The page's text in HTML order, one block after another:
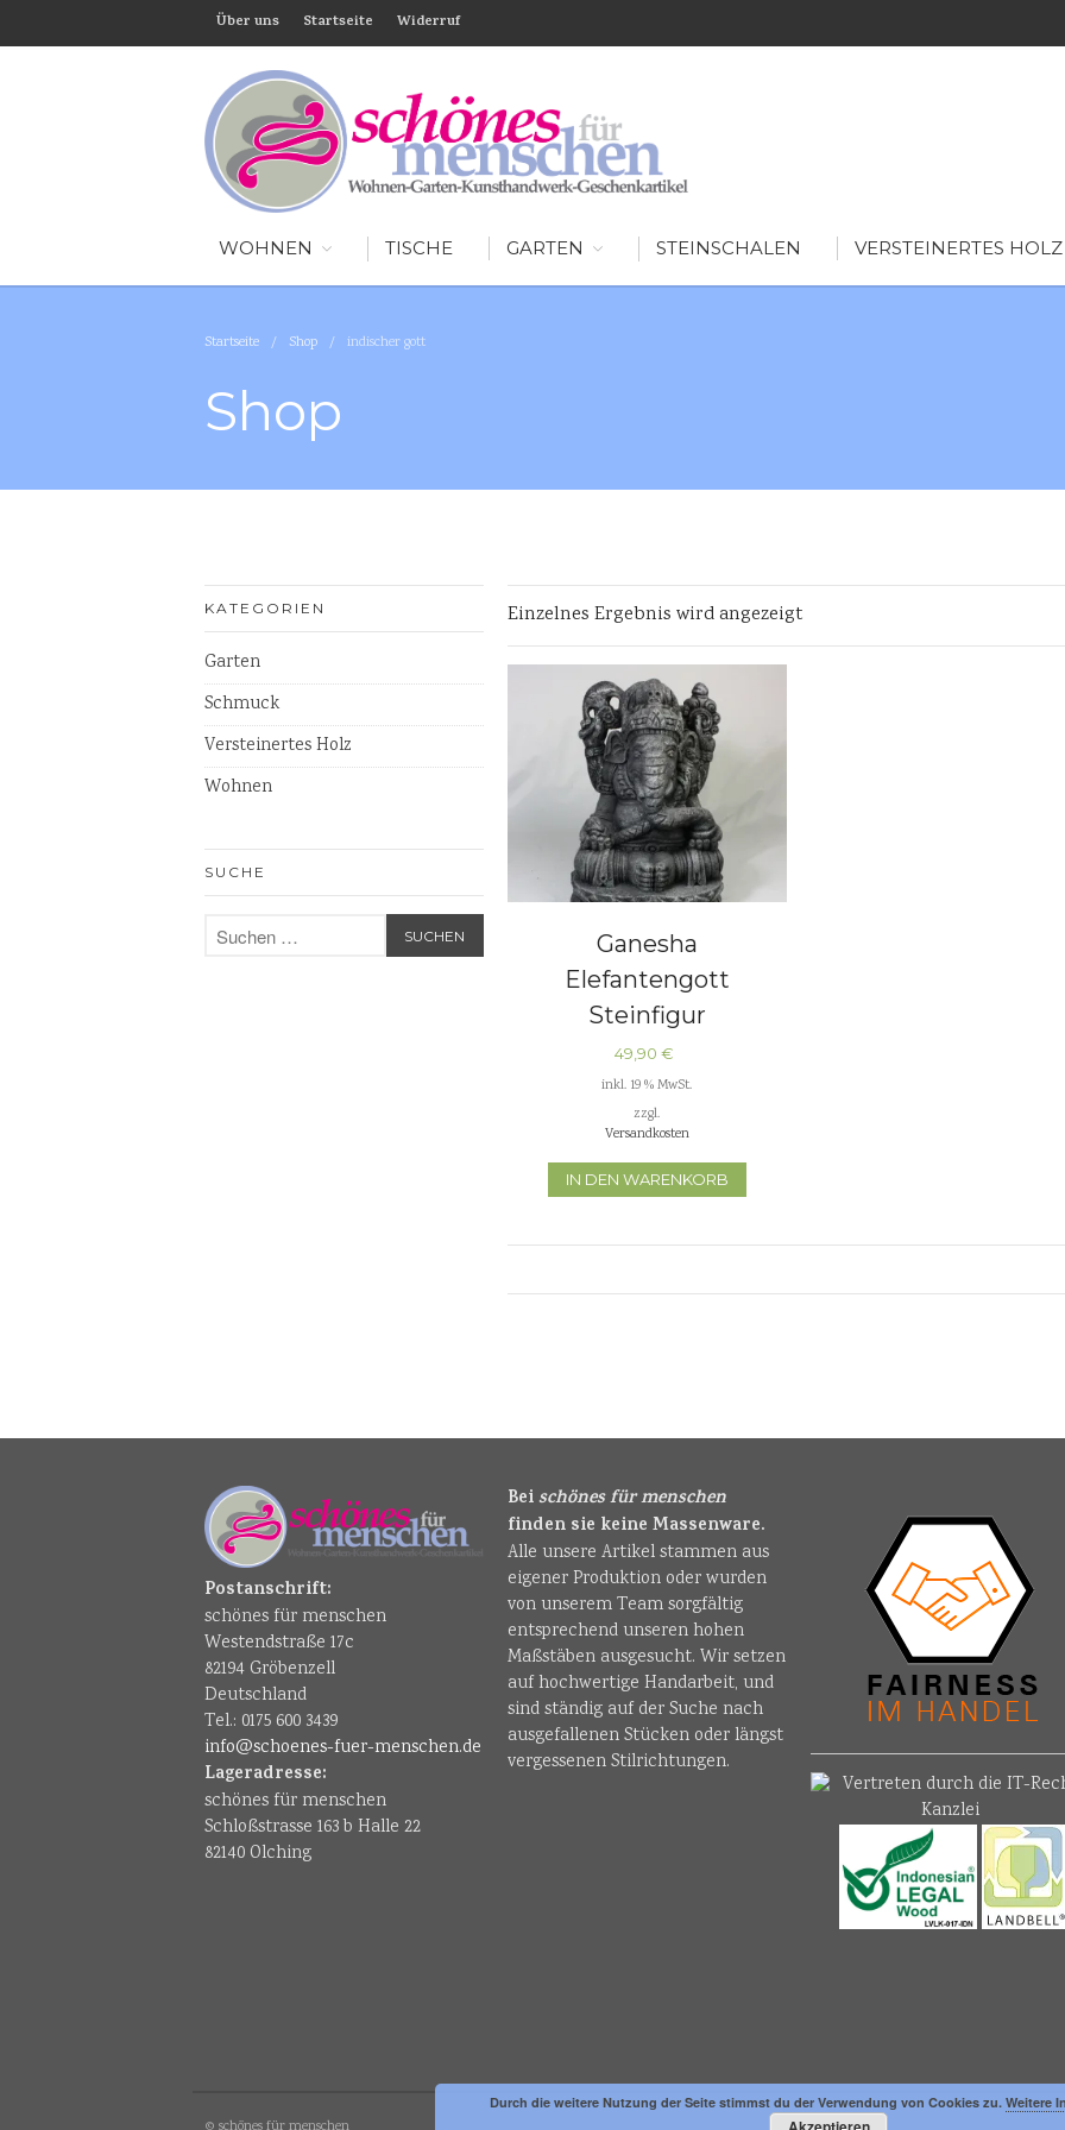
Über uns Startseite Widerruf
WOHNEN TISCHE GARTEN STEINSCHALEN VERSTEINERTES HOLZ
Startseite / Shop / indischer gott
Shop
KATEGORIEN
Garten
Schmuck
Versteinertes Holz
Wohnen
SUCHE
Einzelnes Ergebnis wird angezeigt
Ganesha
Elefantengott
Steinfigur
Skulpturen
49,90€
inkl. 19 % MwSt.
zzgl.
Versandkosten
IN DEN WARENKORB
Postanschrift:
schönes für menschen
Westendstraße 17c
82194 Gröbenzell
Deutschland
Tel.: 0175 600 3439
info@schoenes-fuer-menschen.de
Lageradresse:
schönes für menschen
Schloßstrasse 163 b Halle 22
82140 Olching
Beischönes für menschen
finden sie keine Massenware.
Alle unsere Artikel stammen aus
eigener Produktion oder wurden
von unserem Team sorgfältig
entsprechend unseren hohen
Maßstäben ausgesucht. Wir setzen
auf hochwertige Handarbeit, und
sind ständig auf der Suche nach
ausgefallenen Stücken oder längst
vergessenen Stilrichtungen.
Durch die weitere Nutzung der Seite stimmst du der Verwendung von Cookies zu. Weitere